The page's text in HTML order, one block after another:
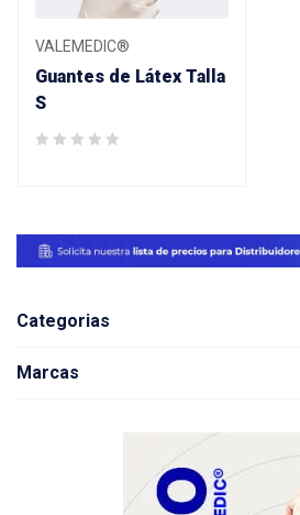
Categorias
Marcas
VALEMEDIC®
Guantes de Látex Talla
S